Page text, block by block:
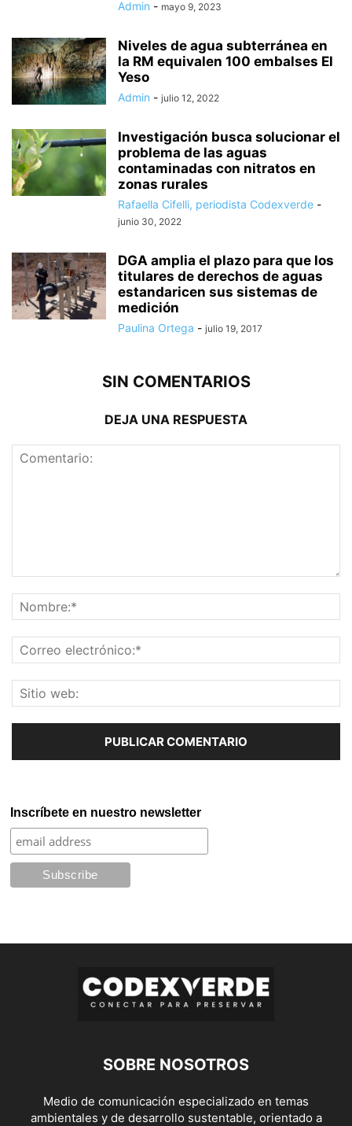
Admin - mayo 9, 2023
Niveles de agua subterránea en
la RM equivalen 100 embalses El
Yeso
Admin - julio 12, 2022
Investigación busca solucionar el
problema de las aguas
contaminadas con nitratos en
zonas rurales
Rafaella Cifelli, periodista Codexverde -
junio 30, 2022
DGA amplia el plazo para que los
titulares de derechos de aguas
estandaricen sus sistemas de
medición
Paulina Ortega - julio 19, 2017
SIN COMENTARIOS
DEJA UNA RESPUESTA
Inscríbete en nuestro newsletter
SOBRE NOSOTROS
Medio de comunicación especializado en temas
ambientales y de desarrollo sustentable, orientado a